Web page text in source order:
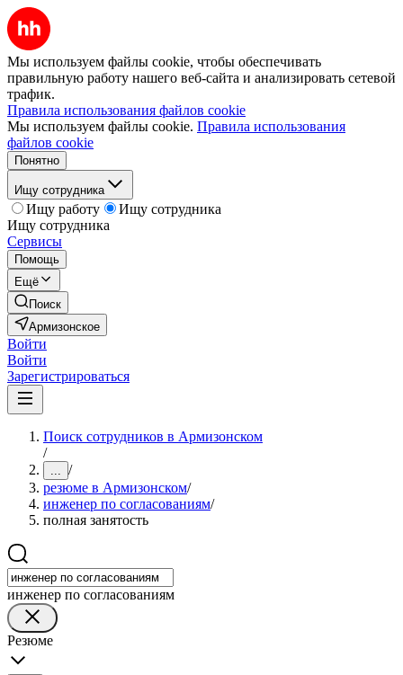
Мы используем файлы cookie, чтобы обеспечивать
правильную работу нашего веб-сайта и анализировать сетевой
трафик.
Правила использования файлов cookie
Мы используем файлы cookie. Правила использования
файлов cookie
Понятно
Ищу сотрудника
Ищу работу
Ищу сотрудника
Ищу сотрудника
Сервисы
Помощь
Ещё
Поиск
Армизонское
Войти
Войти
Зарегистрироваться
Поиск сотрудников в Армизонском
/
... /
резюме в Армизонском/
инженер по согласованиям/
полная занятость
инженер по согласованиям
Резюме